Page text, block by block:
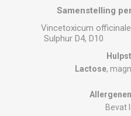
Samenstelling
Vincetoxicum
Sulphur D4,
Lactose,
Bevat